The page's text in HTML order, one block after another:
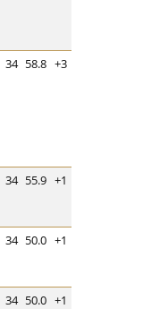
34 58.8 +3
34 55.9 +1
34 50.0 +1
34 50.0 +1